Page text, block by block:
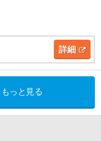
詳細
っと見る